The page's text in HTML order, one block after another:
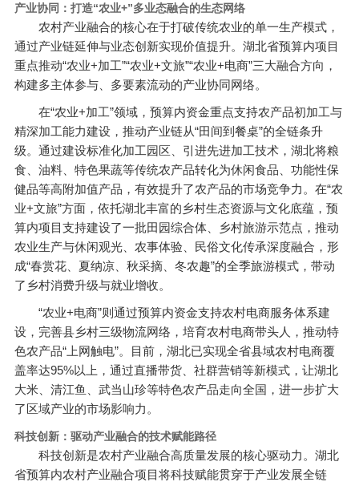
产业协同：打造“农业+”多业态融合的生态网络
农村产业融合的核心在于打破传统农业的单一生产模式，
通过产业链延伸与业态创新实现价值提升。湖北省预算内项目
重点推动“农业+加工”“农业+文旅”“农业+电商”三大融合方向，
构建多主体参与、多要素流动的产业协同网络。
在“农业+加工”领域，预算内资金重点支持农产品初加工与
精深加工能力建设，推动产业链从“田间到餐桌”的全链条升
级。通过建设标准化加工园区、引进先进加工技术，湖北将粮
食、油料、特色果蔬等传统农产品转化为休闲食品、功能性保
健品等高附加值产品，有效提升了农产品的市场竞争力。在“农
业+文旅”方面，依托湖北丰富的乡村生态资源与文化底蕴，预
算内项目支持建设了一批田园综合体、乡村旅游示范点，推动
农业生产与休闲观光、农事体验、民俗文化传承深度融合，形
成“春赏花、夏纳凉、秋采摘、冬农趣”的全季旅游模式，带动
了乡村消费升级与就业增收。
“农业+电商”则通过预算内资金支持农村电商服务体系建
设，完善县乡村三级物流网络，培育农村电商带头人，推动特
色农产品“上网触电”。目前，湖北已实现全省县域农村电商覆
盖率达95%以上，通过直播带货、社群营销等新模式，让湖北
大米、清江鱼、武当山珍等特色农产品走向全国，进一步扩大
了区域产业的市场影响力。
科技创新：驱动产业融合的技术赋能路径
科技创新是农村产业融合高质量发展的核心驱动力。湖北
省预算内农村产业融合项目将科技赋能贯穿于产业发展全链